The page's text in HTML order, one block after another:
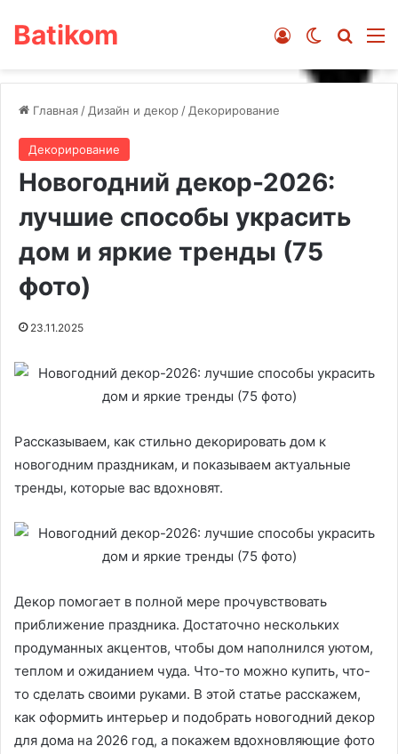
Batikom Switch skin
Войти
Главная / Дизайн и декор / Декорирование
Декорирование
Новогодний декор-2026:
лучшие способы украсить
дом и яркие тренды (75
фото)
23.11.2025
Рассказываем, как стильно декорировать дом к
новогодним праздникам, и показываем актуальные
тренды, которые вас вдохновят.
Декор помогает в полной мере прочувствовать
приближение праздника. Достаточно нескольких
продуманных акцентов, чтобы дом наполнился уютом,
теплом и ожиданием чуда. Что-то можно купить, что-
то сделать своими руками. В этой статье расскажем,
как оформить интерьер и подобрать новогодний декор
для дома на 2026 год, а покажем вдохновляющие фото